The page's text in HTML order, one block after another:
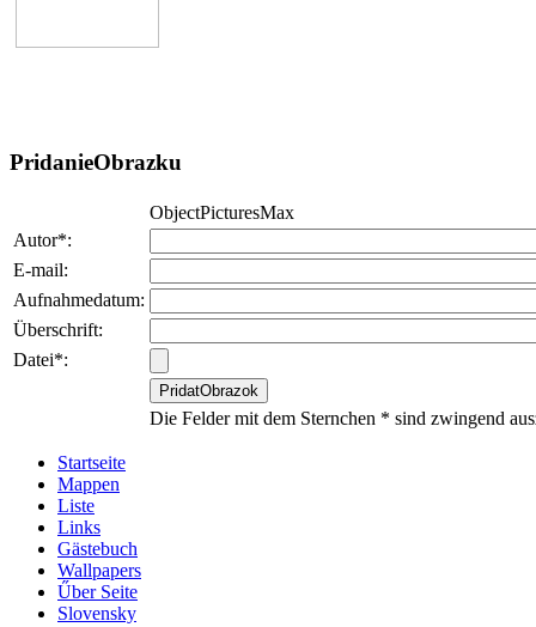
PridanieObrazku
ObjectPicturesMax
Autor*:
E-mail:
Aufnahmedatum:
Überschrift:
Datei*:
Die Felder mit dem Sternchen * sind zwingend
Startseite
Mappen
Liste
Links
Gästebuch
Wallpapers
Űber Seite
Slovensky